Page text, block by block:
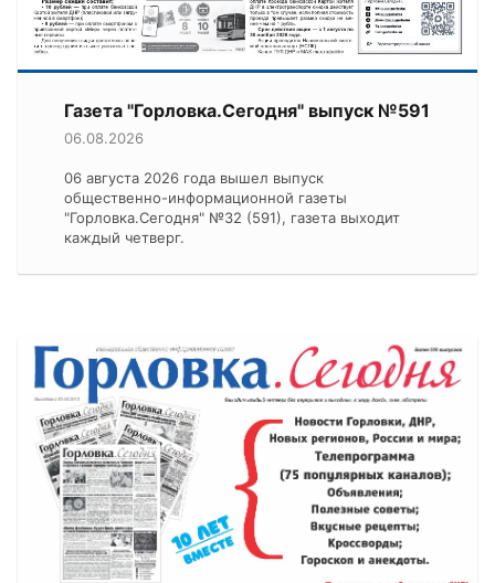
Газета "Горловка.Сегодня" выпуск №591
06.08.2026
06 августа 2026 года вышел выпуск
общественно-информационной газеты
"Горловка.Сегодня" №32 (591), газета выходит
каждый четверг.